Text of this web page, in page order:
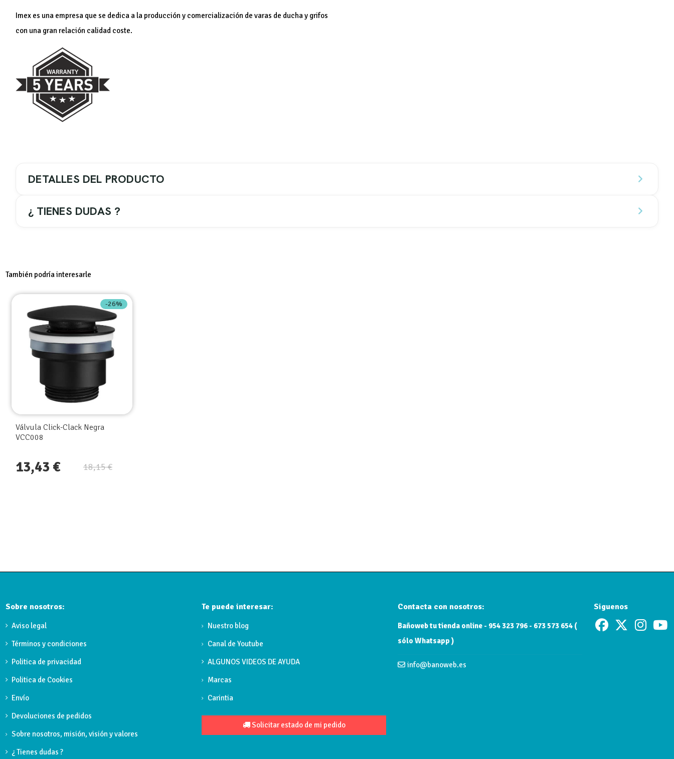
Imex es una empresa que se dedica a la producción y comercialización de varas de ducha y grifos
con una gran relación calidad coste.
DETALLES DEL PRODUCTO
¿ TIENES DUDAS ?
Grifo lavabo empotrado
TIPOS PARA COLORES
Griferia
FAMILIA GRIFO
Fiyi de Imex
Referencia
También podría interesarle
-26%
Válvula Click-Clack Negra
VCC008
18,15 €
13,43 €
Sobre nosotros:
Aviso legal
Términos y condiciones
Politica de privacidad
Politica de Cookies
Envío
Devoluciones de pedidos
Sobre nosotros, misión, visión y valores
¿ Tienes dudas ?
Te puede interesar:
Nuestro blog
Canal de Youtube
ALGUNOS VIDEOS DE AYUDA
Marcas
Carintia
Solicitar estado de mi pedido
Contacta con nosotros:
Bañoweb tu tienda online - 954 323 796 - 673 573 654 (
sólo Whatsapp )
info@banoweb.es
Siguenos